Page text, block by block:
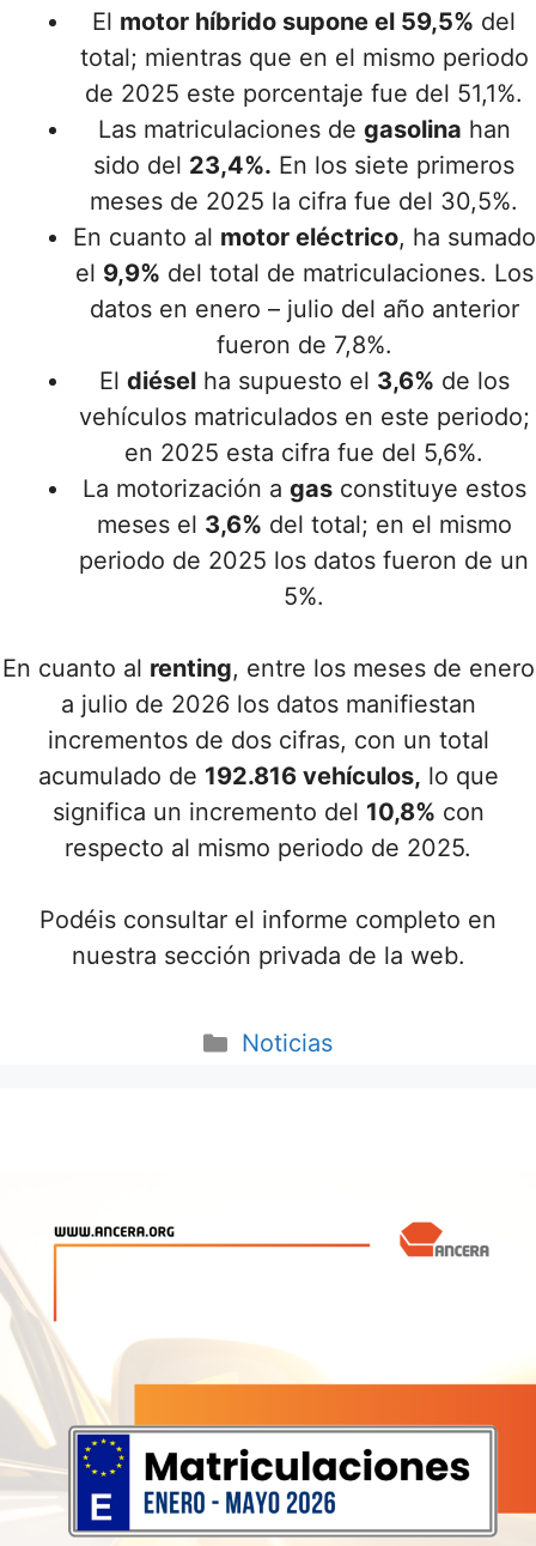
El motor híbrido supone el 59,5% del
total; mientras que en el mismo periodo
de 2025 este porcentaje fue del 51,1%.
Las matriculaciones de gasolina han
sido del 23,4%. En los siete primeros
meses de 2025 la cifra fue del 30,5%.
En cuanto al motor eléctrico, ha sumado
el 9,9% del total de matriculaciones. Los
datos en enero – julio del año anterior
fueron de 7,8%.
El diéselha supuesto el 3,6% de los
vehículos matriculados en este periodo;
en 2025 esta cifra fue del 5,6%.
La motorización a gasconstituye estos
meses el 3,6% del total; en el mismo
periodo de 2025 los datos fueron de un
5%.
En cuanto al renting, entre los meses de enero
a julio de 2026 los datos manifiestan
incrementos de dos cifras, con un total
acumulado de 192.816 vehículos, lo que
significa un incremento del 10,8% con
respecto al mismo periodo de 2025.
Podéis consultar el informe completo en
nuestra sección privada de la web.
Noticias